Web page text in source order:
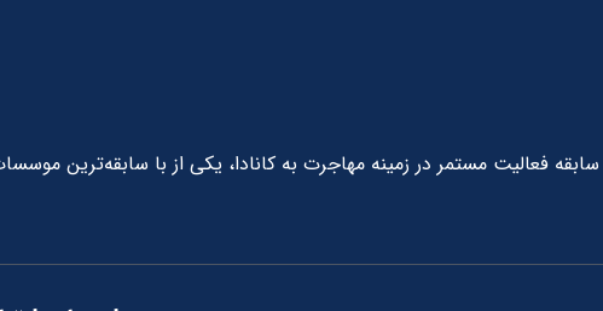
کانادید با بیش از 10 سال سابقه فعالیت مستمر در زمینه مهاجرت به کانادا، یکی از با سابقه‌ترین